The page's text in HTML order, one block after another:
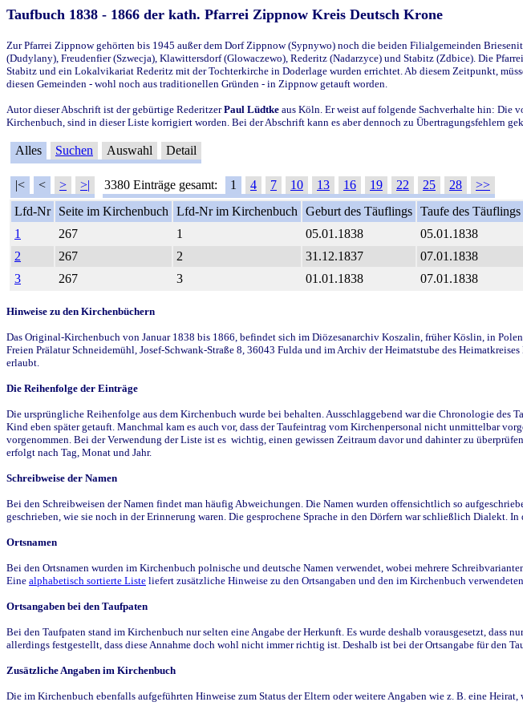
Taufbuch 1838 - 1866 der kath. Pfarrei Zippnow Kreis Deutsch Krone
Zur Pfarrei Zippnow gehörten bis 1945 außer dem Dorf Zippnow (Sypnywo) noch die beiden Filialgemeinden
(Dudylany), Freudenfier (Szwecja), Klawittersdorf (Glowaczewo), Rederitz (Nadarzyce) und Stabitz (Zdbice). Die
Stabitz und ein Lokalvikariat Rederitz mit der Tochterkirche in Doderlage wurden errichtet. Ab diesem Zeitpunkt,
diesen Gemeinden - wohl noch aus traditionellen Gründen - in Zippnow getauft worden.
Autor dieser Abschrift ist der gebürtige RederitzerPaul Lüdtke aus Köln. Er weist auf folgende Sachverhalte hin: Die
Kirchenbuch, sind in dieser Liste korrigiert worden. Bei der Abschrift kann es aber dennoch zu Übertragungsfehlern
Alles Suchen Auswahl Detail
|< < > >| 3380 Einträge gesamt: 1 4 7 10 13 16 19 22 25 28
>>
Lfd-Nr
Seite im Kirchenbuch Lfd-Nr im Kirchenbuch Geburt des Täuflings Taufe des Täuflings
1
267 1 05.01.1838 05.01.1838
2
267 2 31.12.1837 07.01.1838
3
267 3 01.01.1838 07.01.1838
Hinweise zu den Kirchenbüchern
Das Original-Kirchenbuch von Januar 1838 bis 1866, befindet sich im Diözesanarchiv Koszalin, früher Köslin, in
Freien Prälatur Schneidemühl, Josef-Schwank-Straße 8, 36043 Fulda und im Archiv der Heimatstube des
erlaubt.
Die Reihenfolge der Einträge
Die ursprüngliche Reihenfolge aus dem Kirchenbuch wurde bei behalten. Ausschlaggebend war die Chronologie
Kind eben später getauft. Manchmal kam es auch vor, dass der Taufeintrag vom Kirchenpersonal nicht unmittelbar
vorgenommen. Bei der Verwendung der Liste ist es wichtig, einen gewissen Zeitraum davor und dahinter zu
erfolgt nach Tag, Monat und Jahr.
Schreibweise der Namen
Bei den Schreibweisen der Namen findet man häufig Abweichungen. Die Namen wurden offensichtlich so
geschrieben, wie sie noch in der Erinnerung waren. Die gesprochene Sprache in den Dörfern war schließlich Dialekt.
Ortsnamen
Bei den Ortsnamen wurden im Kirchenbuch polnische und deutsche Namen verwendet, wobei mehrere
Eine alphabetisch sortierte Liste liefert zusätzliche Hinweise zu den Ortsangaben und den im Kirchenbuch
Ortsangaben bei den Taufpaten
Bei den Taufpaten stand im Kirchenbuch nur selten eine Angabe der Herkunft. Es wurde deshalb vorausgesetzt,
allerdings festgestellt, dass diese Annahme doch wohl nicht immer richtig ist. Deshalb ist bei der Ortsangabe für den
Zusätzliche Angaben im Kirchenbuch
Die im Kirchenbuch ebenfalls aufgeführten Hinweise zum Status der Eltern oder weitere Angaben wie z. B. eine Heirat,